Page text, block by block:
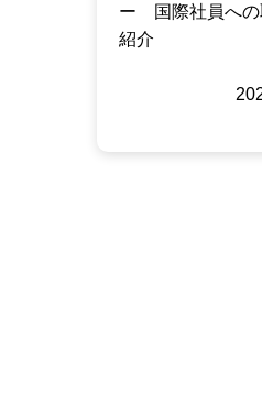
ー 国際社員への
紹介